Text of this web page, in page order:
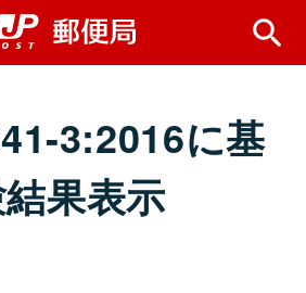
3:2016に基
果表示